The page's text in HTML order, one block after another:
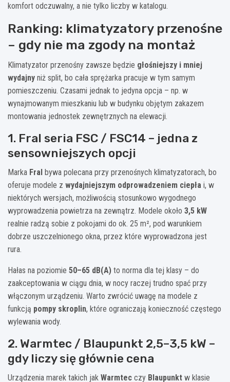
komfort odczuwalny, a nie tylko liczby w katalogu.
Ranking: klimatyzatory przenośne
– gdy nie ma zgody na montaż
Klimatyzator przenośny zawsze będzie głośniejszy i mniej
wydajny niż split, bo cała sprężarka pracuje w tym samym
pomieszczeniu. Czasami jednak to jedyna opcja – np. w
wynajmowanym mieszkaniu lub w budynku objętym zakazem
montowania jednostek zewnętrznych na elewacji.
1. Fral seria FSC / FSC14 – jedna z
sensowniejszych opcji
Marka Fral bywa polecana przy przenośnych klimatyzatorach, bo
oferuje modele z wydajniejszym odprowadzeniem ciepła i, w
niektórych wersjach, możliwością stosunkowo wygodnego
wyprowadzenia powietrza na zewnątrz. Modele około 3,5 kW
realnie radzą sobie z pokojami do ok. 25 m², pod warunkiem
dobrze uszczelnionego okna, przez które wyprowadzona jest
rura.
Hałas na poziomie 50–65 dB(A) to norma dla tej klasy – do
zaakceptowania w ciągu dnia, w nocy raczej trudno spać przy
włączonym urządzeniu. Warto zwrócić uwagę na modele z
funkcją pompy skroplin, które ograniczają konieczność częstego
wylewania wody.
2. Warmtec / Blaupunkt 2,5–3,5 kW –
gdy liczy się głównie cena
Urządzenia marek takich jak Warmtec czy Blaupunkt w klasie